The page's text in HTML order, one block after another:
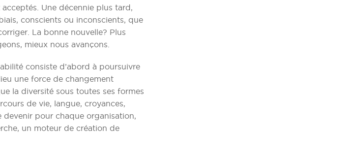
Une décennie plus tard,
conscients ou inconscients, que
La bonne nouvelle? Plus
mieux nous avançons.
consiste d’abord à poursuivre
une force de changement
la diversité sous toutes ses formes
de vie, langue, croyances,
pour chaque organisation,
un moteur de création de